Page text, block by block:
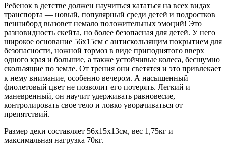
Ребенок в детстве должен научиться кататься на всех видах
транспорта — новый, популярный среди детей и подростков
пенниборд вызовет немало положительных эмоций! Это
разновидность скейта, но более безопасная для детей. У него
широкое основание 56х15см с антискользящим покрытием для
безопасности, ножной тормоз в виде приподнятого вверх
одного края и большие, а также устойчивые колеса, бесшумно
скользящие по земле. От трения они светятся и это привлекает
к нему внимание, особенно вечером. А насыщенный
фиолетовый цвет не позволит его потерять. Легкий и
маневренный, он научит удерживать равновесие,
контролировать свое тело и ловко уворачиваться от
препятствий.
Размер деки составляет 56х15х13см, вес 1,75кг и
максимальная нагрузка 70кг.